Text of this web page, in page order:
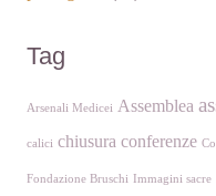
Tag
Arsenali Medicei Assemblea
calici chiusura conferenze
Fondazione Bruschi Immagini sacre